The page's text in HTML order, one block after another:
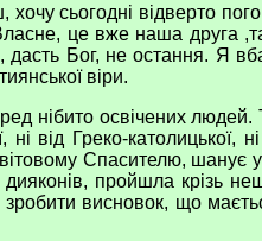
сьогодні відверто
це вже наша друга
Бог, не остання. Я
віри.
нібито освічених
від Греко-
Спасителю, шанує
пройшла крізь
висновок, що